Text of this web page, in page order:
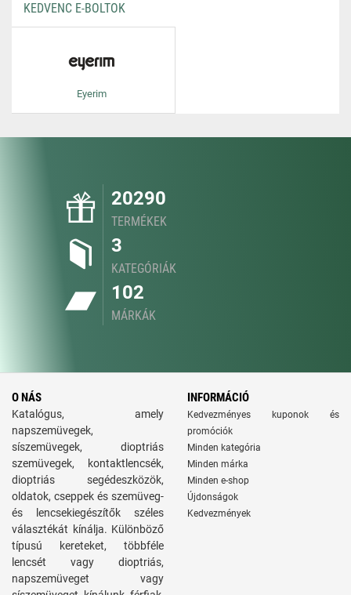
KEDVENC E-BOLTOK
Eyerim
20290
TERMÉKEK
3
KATEGÓRIÁK
102
MÁRKÁK
O NÁS
Katalógus, amely
napszemüvegek,
síszemüvegek, dioptriás
szemüvegek, kontaktlencsék,
dioptriás segédeszközök,
oldatok, cseppek és szemüveg-
és lencsekiegészítők széles
választékát kínálja. Különböző
típusú kereteket, többféle
lencsét vagy dioptriás,
napszemüveget vagy
INFORMÁCIÓ
Kedvezményes kuponok és
promóciók
Minden kategória
Minden márka
Minden e-shop
Újdonságok
Kedvezmények